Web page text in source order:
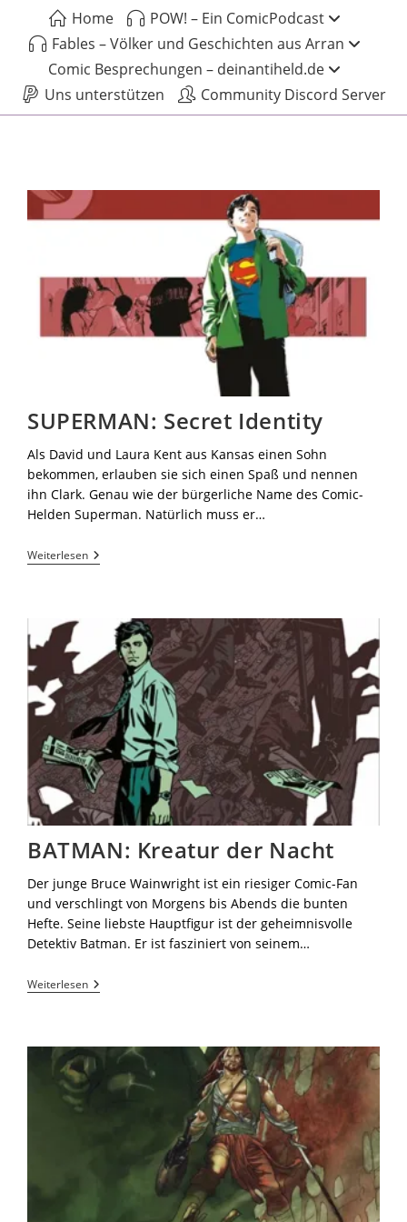
Home
POW! – Ein ComicPodcast
Fables – Völker und Geschichten aus Arran
Comic Besprechungen – deinantiheld.de
Uns unterstützen
Community Discord Server
SUPERMAN: Secret Identity
Als David und Laura Kent aus Kansas einen Sohn
bekommen, erlauben sie sich einen Spaß und nennen
ihn Clark. Genau wie der bürgerliche Name des Comic-
Helden Superman. Natürlich muss er…
Weiterlesen
BATMAN: Kreatur der Nacht
Der junge Bruce Wainwright ist ein riesiger Comic-Fan
und verschlingt von Morgens bis Abends die bunten
Hefte. Seine liebste Hauptfigur ist der geheimnisvolle
Detektiv Batman. Er ist fasziniert von seinem…
Weiterlesen